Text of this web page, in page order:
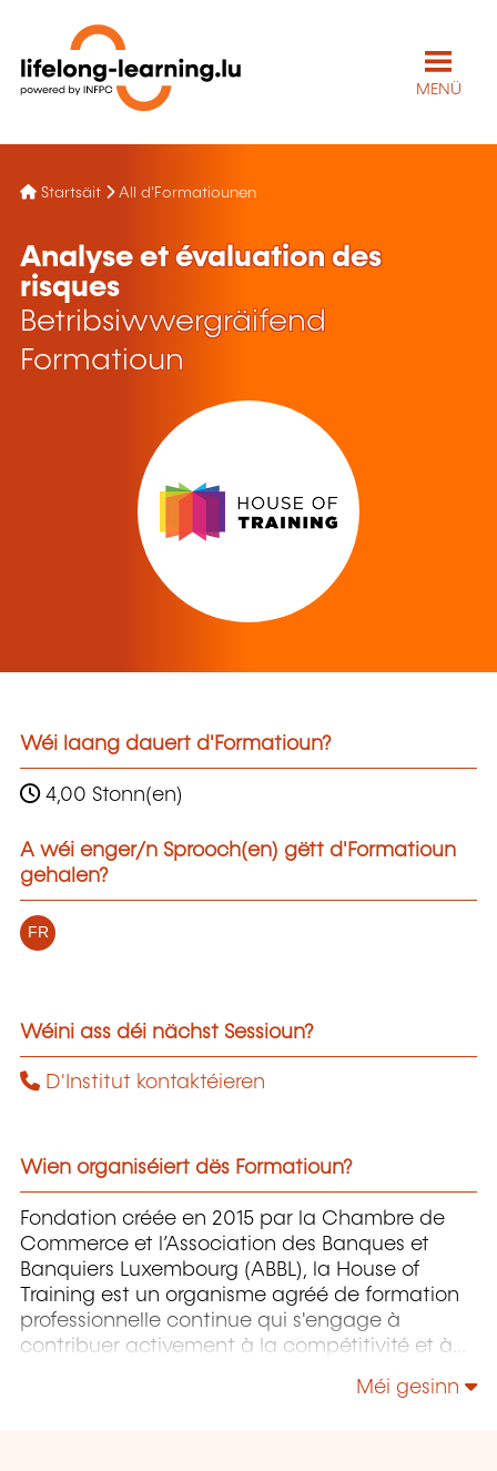
MENÜ
Startsäit All d'Formatiounen
Analyse et évaluation des
risques
Betribsiwwergräifend
Formatioun
Wéi laang dauert d'Formatioun?
4,00 Stonn(en)
A wéi enger/n Sprooch(en) gëtt d'Formatioun
gehalen?
FR
Wéini ass déi nächst Sessioun?
D'Institut kontaktéieren
Wien organiséiert dës Formatioun?
Fondation créée en 2015 par la Chambre de
Commerce et l’Association des Banques et
Banquiers Luxembourg (ABBL), la House of
Training est un organisme agréé de formation
professionnelle continue qui s'engage à
contribuer activement à la compétitivité et à
les compétences de ceux qui font vivre son
Méi gesinn